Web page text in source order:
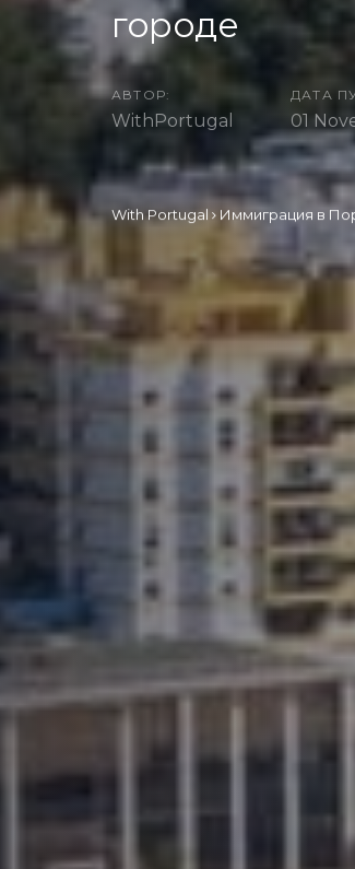
городе
АВТОР:
WithPortugal
ДАТА
01
With Portugal Иммиграция в